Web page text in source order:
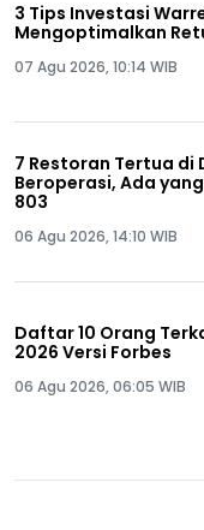
3 Tips Investasi
Mengoptimalkan
07 Agu 2026, 10:14 WIB
7 Restoran Tertua di
Beroperasi, Ada
803
06 Agu 2026, 14:10 WIB
Daftar 10 Orang
2026 Versi Forbes
06 Agu 2026, 06:05 WIB